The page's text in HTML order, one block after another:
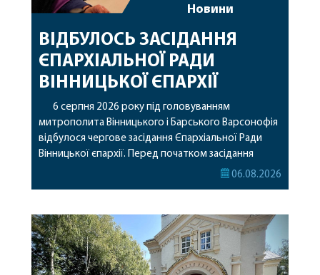
Новини
ВІДБУЛОСЬ ЗАСІДАННЯ
ЄПАРХІАЛЬНОЇ РАДИ
ВІННИЦЬКОЇ ЄПАРХІЇ
6 серпня 2026 року під головуванням
митрополита Вінницького і Барського Варсонофія
відбулося чергове засідання Єпархіальної Ради
Вінницької єпархії. Перед початком засідання
секретар Єпархіальної Ради від імені членів Ради
побажавши йому міцного здоров’я, Божої
допомоги, миру, духовної радості та
благословенних успіхів у подальшому
архіпастирському служінні. […]
06.08.2026